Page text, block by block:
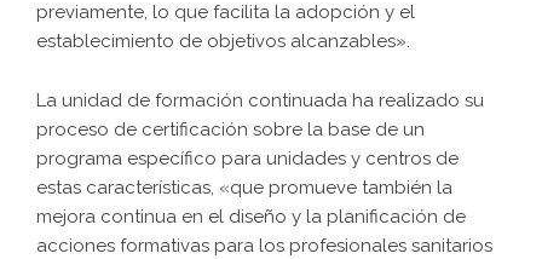
previamente, lo que facilita la adopción y el
establecimiento de objetivos alcanzables».
La unidad de formación continuada ha realizado su
proceso de certificación sobre la base de un
programa específico para unidades y centros de
estas características, «que promueve también la
mejora continua en el diseño y la planificación de
acciones formativas para los profesionales sanitarios